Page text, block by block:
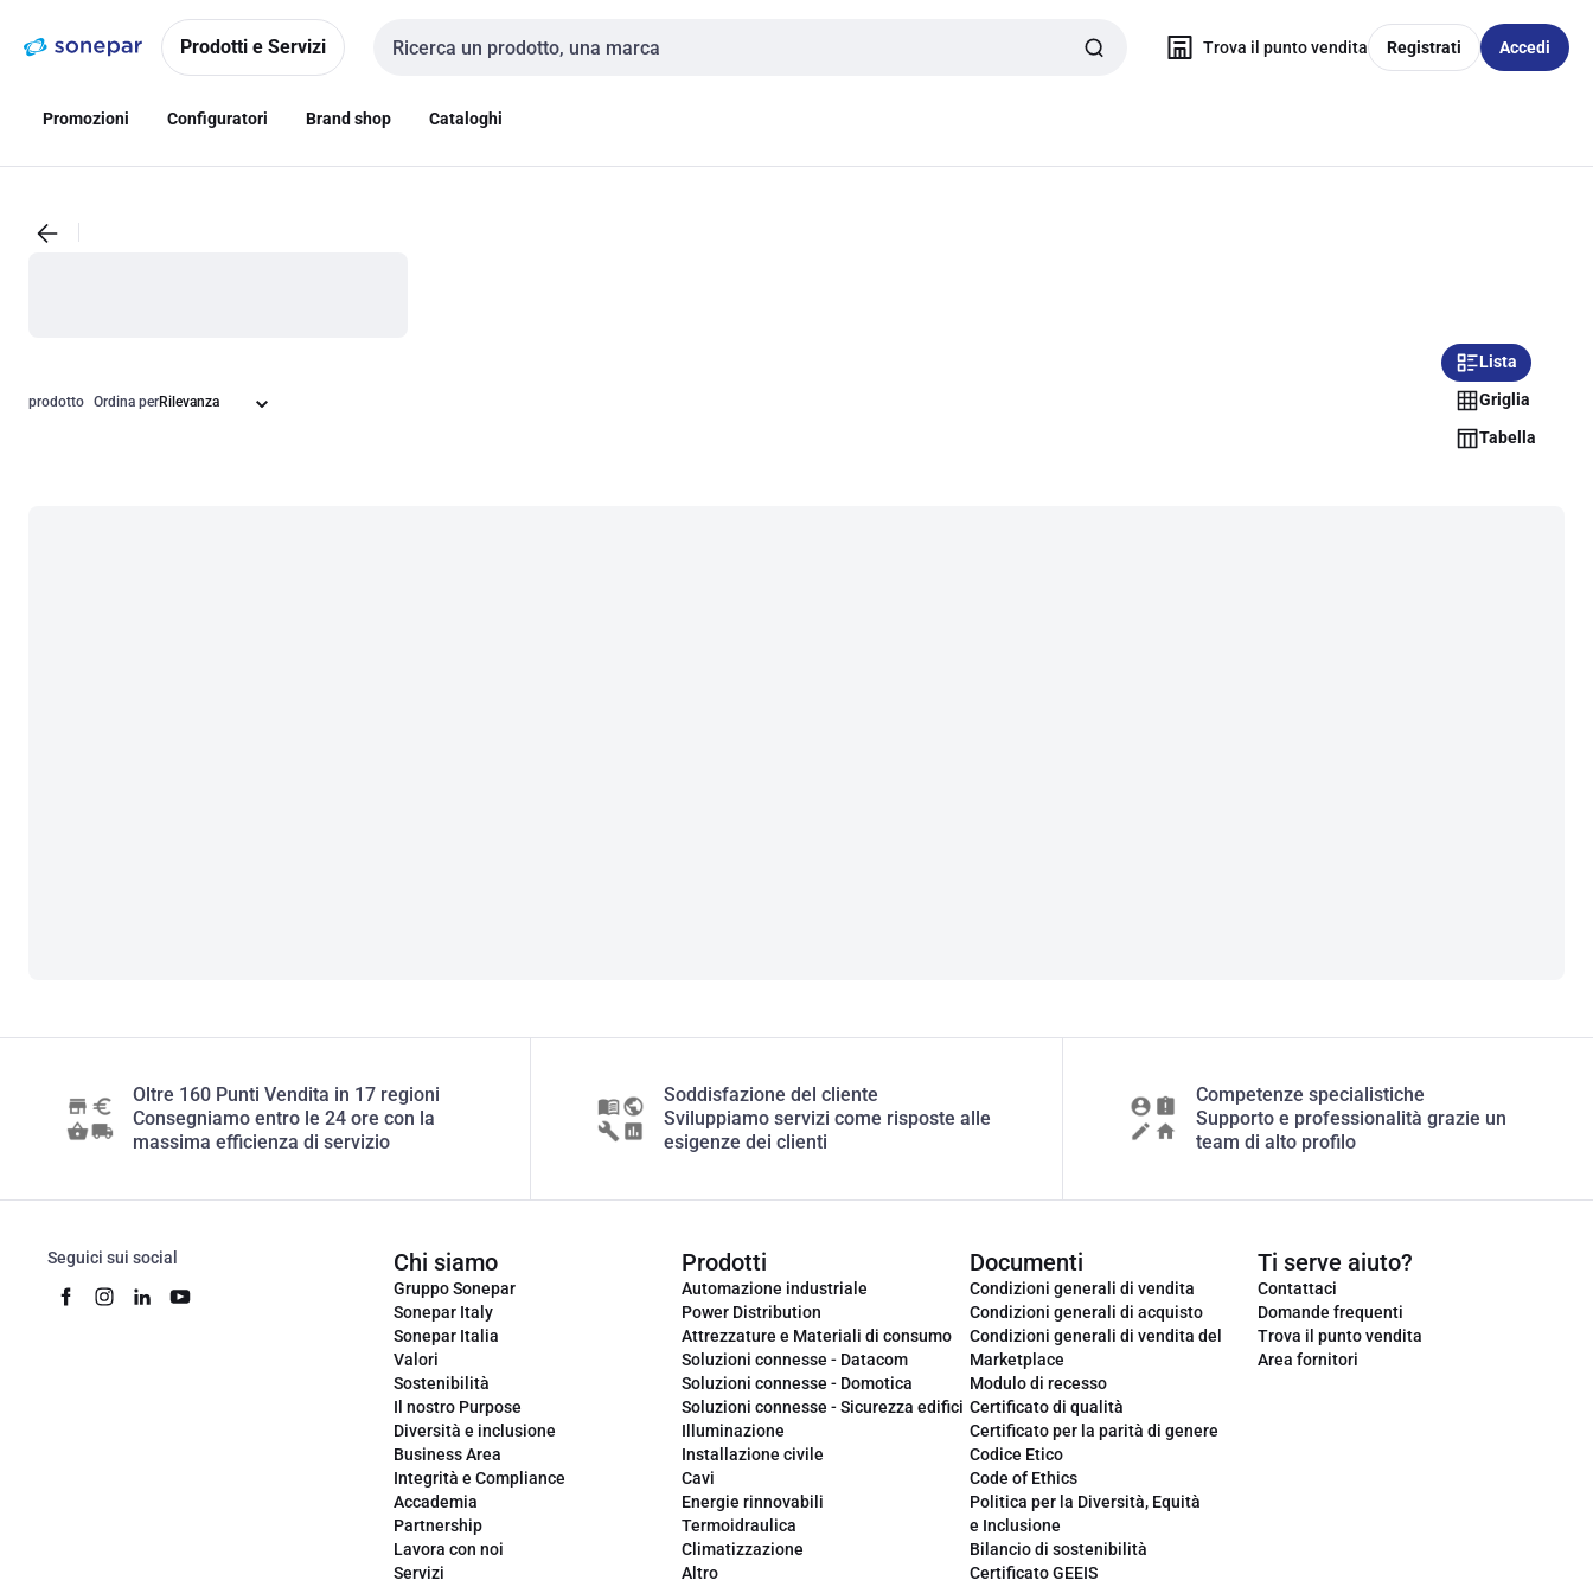
navigazionealla
Prodotti e Servizi
Cerca input
Trova il punto vendita Registrati Accedi
Promozioni Configuratori Brand shop Cataloghi
prodotto Ordina per
Lista
Griglia
Tabella
Oltre 160 Punti Vendita in 17 regioni
Consegniamo entro le 24 ore con la
massima efficienza di servizio
Soddisfazione del cliente
Sviluppiamo servizi come risposte alle
esigenze dei clienti
Competenze specialistiche
Supporto e professionalità grazie un
team di alto profilo
Seguici sui social Chi siamo
Gruppo Sonepar
Sonepar Italy
Sonepar Italia
Valori
Sostenibilità
Il nostro Purpose
Diversità e inclusione
Business Area
Integrità e Compliance
Accademia
Partnership
Lavora con noi
Servizi
Prodotti
Automazione industriale
Power Distribution
Attrezzature e Materiali di consumo
Soluzioni connesse - Datacom
Soluzioni connesse - Domotica
Soluzioni connesse - Sicurezza edifici
Illuminazione
Installazione civile
Cavi
Energie rinnovabili
Termoidraulica
Climatizzazione
Altro
Documenti
Condizioni generali di vendita
Condizioni generali di acquisto
Condizioni generali di vendita del
Marketplace
Modulo di recesso
Certificato di qualità
Certificato per la parità di genere
Codice Etico
Code of Ethics
Politica per la Diversità, Equità
e Inclusione
Bilancio di sostenibilità
Certificato GEEIS
Ti serve aiuto?
Contattaci
Domande frequenti
Trova il punto vendita
Area fornitori